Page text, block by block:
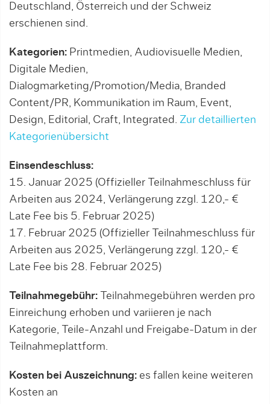
Deutschland, Österreich und der Schweiz
erschienen sind.
Kategorien: Printmedien, Audiovisuelle Medien,
Digitale Medien,
Dialogmarketing/Promotion/Media, Branded
Content/PR, Kommunikation im Raum, Event,
Design, Editorial, Craft, Integrated. Zur detaillierten
Kategorienübersicht
Einsendeschluss:
15. Januar 2025 (Offizieller Teilnahmeschluss für
Arbeiten aus 2024, Verlängerung zzgl. 120,- €
Late Fee bis 5. Februar 2025)
17. Februar 2025 (Offizieller Teilnahmeschluss für
Arbeiten aus 2025, Verlängerung zzgl. 120,- €
Late Fee bis 28. Februar 2025)
Teilnahmegebühr: Teilnahmegebühren werden pro
Einreichung erhoben und variieren je nach
Kategorie, Teile-Anzahl und Freigabe-Datum in der
Teilnahmeplattform.
Kosten bei Auszeichnung: es fallen keine weiteren
Kosten an